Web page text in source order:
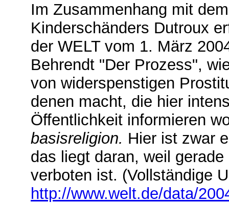
Im Zusammenhang mit
Kinderschänders Dutroux
der WELT vom 1. März
Behrendt "Der Prozess",
von widerspenstigen
denen macht, die hier
Öffentlichkeit informieren
basisreligion. Hier ist zwar
das liegt daran, weil
verboten ist. (Vollständige
http://www.welt.de/data/